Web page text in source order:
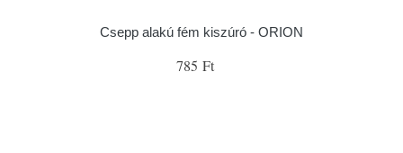
Csepp alakú fém kiszúró - ORION
785 Ft